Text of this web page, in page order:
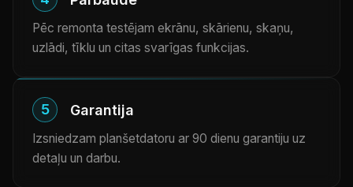
Pēc remonta testējam ekrānu, skārienu, skaņu,
uzlādi, tīklu un citas svarīgas funkcijas.
5 Garantija
Izsniedzam planšetdatoru ar 90 dienu garantiju uz
detaļu un darbu.